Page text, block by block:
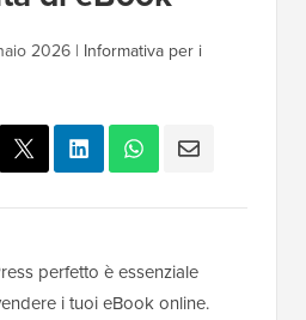
2026 | Informativa per i
perfetto è essenziale
i tuoi eBook online.